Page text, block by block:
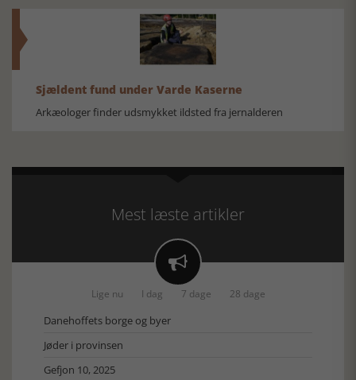
Sjældent fund under Varde Kaserne
Arkæologer finder udsmykket ildsted fra jernalderen
Mest læste artikler

Lige nu I dag 7 dage 28 dage
Danehoffets borge og byer
Jøder i provinsen
Gefjon 10, 2025